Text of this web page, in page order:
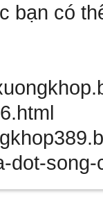
bạn có
dot-song-